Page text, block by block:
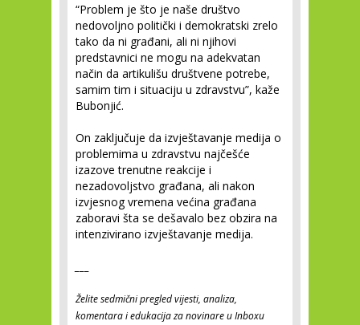
“Problem je što je naše društvo
nedovoljno politički i demokratski zrelo
tako da ni građani, ali ni njihovi
predstavnici ne mogu na adekvatan
način da artikulišu društvene potrebe,
samim tim i situaciju u zdravstvu”, kaže
Bubonjić.
On zaključuje da izvještavanje medija o
problemima u zdravstvu najčešće
izazove trenutne reakcije i
nezadovoljstvo građana, ali nakon
izvjesnog vremena većina građana
zaboravi šta se dešavalo bez obzira na
intenzivirano izvještavanje medija.
Želite sedmični pregled vijesti, analiza,
komentara i edukacija za novinare u Inboxu